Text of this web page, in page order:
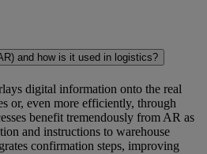
and how is it used in logistics?
digital information onto the real
or, even more efficiently, through
benefit tremendously from AR as
and instructions to warehouse
confirmation steps, improving